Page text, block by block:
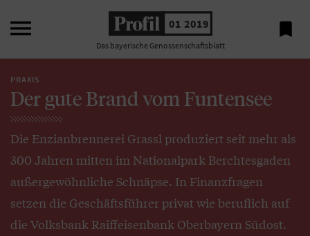
 01 2019
Das bayerische Genossenschaftsblatt

PRAXIS
Der gute Brand vom Funtensee
Die Enzianbrennerei Grassl produziert seit mehr als
300 Jahren mitten im Nationalpark Berchtesgaden
außergewöhnliche Schnäpse. In Finanzfragen
setzen die Geschäftsführer privat wie beruflich auf
die Volksbank Raiffeisenbank Oberbayern Südost.